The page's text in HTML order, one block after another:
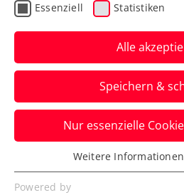
Erste Bank
Mehr als 600
Premiere
Die erste Austragung
Tennisturniers im Zuge
Open war ein voller
Essenziell Statistiken
Alle
Speichern &
Nur essenzielle
Essenziell
Essenzielle Cookies werden für
Weitere
Powered by